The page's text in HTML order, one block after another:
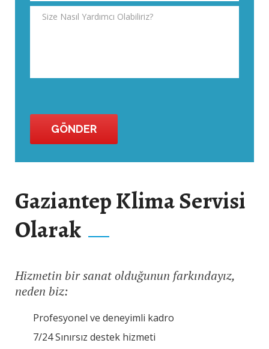
Gaziantep Klima Servisi
Olarak
Hizmetin bir sanat olduğunun farkındayız,
neden biz:
Profesyonel ve deneyimli kadro
7/24 Sınırsız destek hizmeti